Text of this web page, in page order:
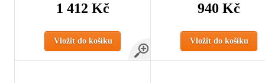
1 412 Kč
Vložit do košíku
940 Kč
Vložit do košíku